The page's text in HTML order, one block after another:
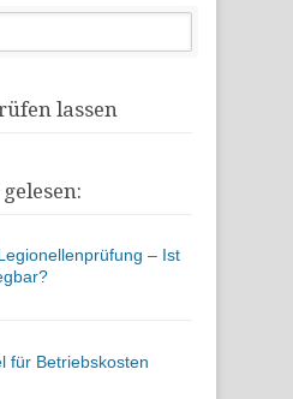
lassen
– Ist
für Betriebskosten